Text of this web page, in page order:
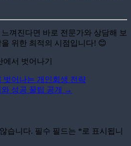
껴진다면 바로 전문가와 상담해 보
위한 최적의 시점입니다! 😊
서 벗어나기
벗어나는 개인회생 전략
성공 꿀팁 공개 →
습니다. 필수 필드는 * 로 표시됩니